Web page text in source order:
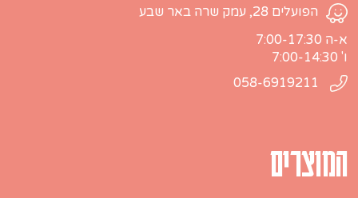
הפועלים 28, עמק שרה באר שבע
א-ה 7:00-17:30
ו' 7:00-14:30
המוצרים